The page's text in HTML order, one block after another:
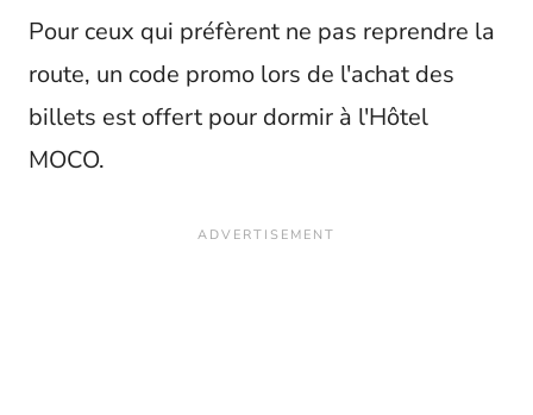
Pour ceux qui préfèrent ne pas reprendre la
route, un code promo lors de l'achat des
billets est offert pour dormir à l'Hôtel
MOCO.